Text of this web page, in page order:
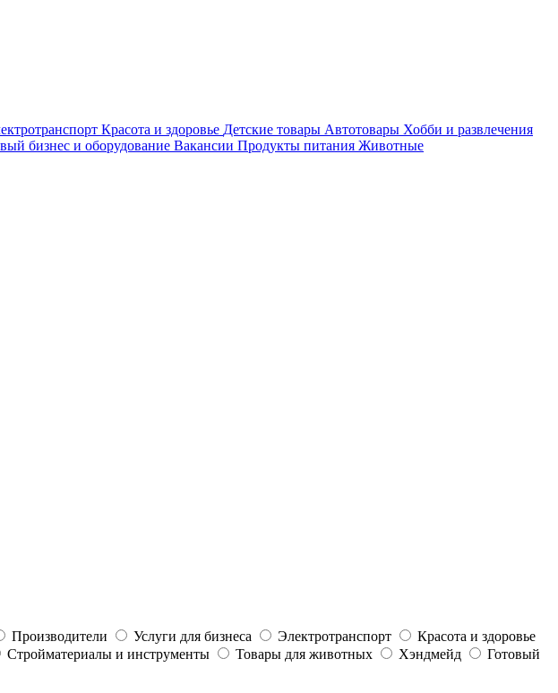
Красота и здоровье Детские товары Автотовары Хобби и развлечения
бизнес и оборудование Вакансии Продукты питания Животные
Производители Услуги для бизнеса Электротранспорт
Красота и здоровье
Стройматериалы и инструменты Товары для животных Хэндмейд
Готовый